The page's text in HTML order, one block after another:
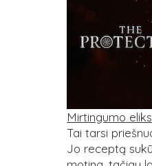
Mirtingumo
Tai tarsi
Jo receptą